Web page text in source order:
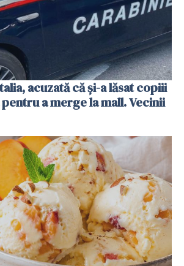
acuzată că și-a lăsat copiii
a merge la mall. Vecinii